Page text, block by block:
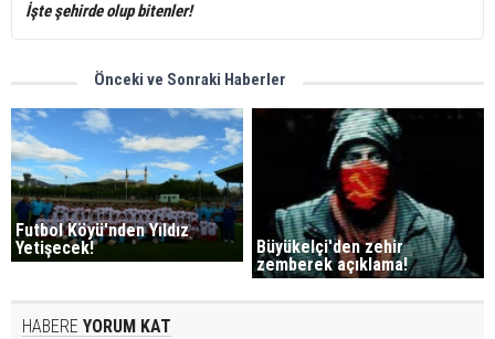
İşte şehirde olup bitenler!
Önceki ve Sonraki Haberler
Futbol Köyü'nden Yıldız
Yetişecek!
Büyükelçi'den zehir
zemberek açıklama!
HABERE YORUM KAT